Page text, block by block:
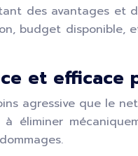
des avantages
budget disponible,
et
agressive que le
éliminer